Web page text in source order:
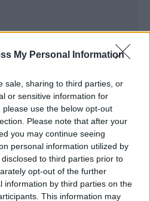
My Personal Information
sale, sharing to third parties, or
or sensitive information for
use the below opt-out
Please note that after your
you may continue seeing
personal information utilized by
to third parties prior to
opt-out of the further
information by third parties on the
This information may
diseños, materiales de